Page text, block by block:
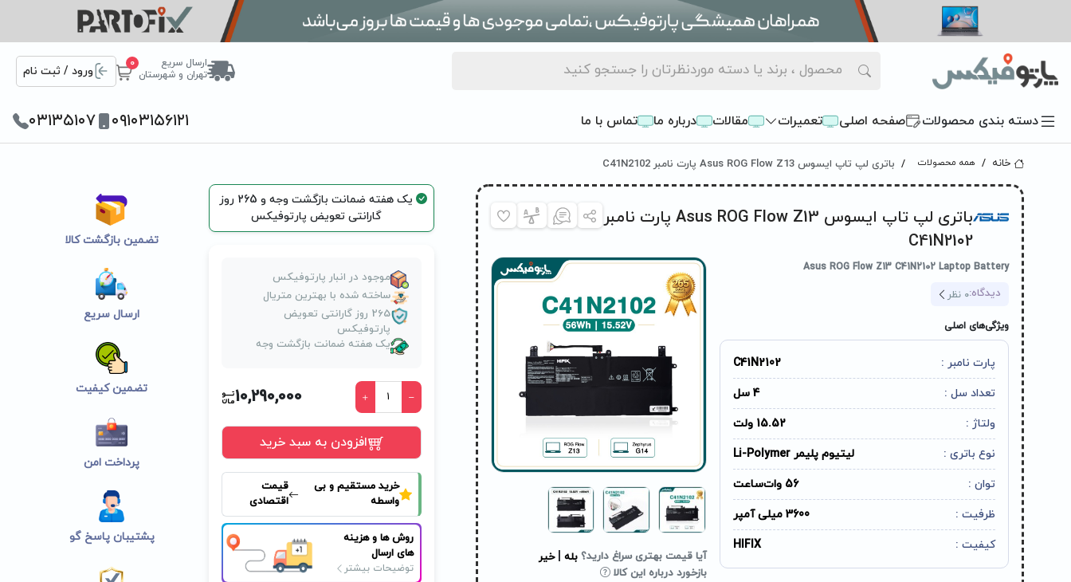
ارسال سریع
تهران و شهرستان
0
ورود / ثبت نام
دسته بندی محصولات صفحه اصلی تعمیرات مقالات درباره ما تماس با ما ۰۹۱۰۳۱۵۶۱۲۱ ۰۳۱۳۵۱۰۷
خانه همه محصولات باتری لپ تاپ ایسوس Asus ROG Flow Z13 پارت نامبر C41N2102
باتری لپ تاپ ایسوس Asus ROG Flow Z13 پارت نامبر
C41N2102
Asus ROG Flow Z13 C41N2102 Laptop Battery
دیدگاه:0 نظر
ویژگی‌های اصلی
پارت نامبر :
C41N2102
تعداد سل :
4 سل
ولتاژ :
15.52 ولت
نوع باتری :
لیتیوم پلیمر Li-Polymer
توان :
56 وات‌ساعت
ظرفیت :
3600 میلی آمپر
کیفیت :
HIFIX
آیا قیمت بهتری سراغ دارید؟ بله
خیر
بازخورد درباره این کالا
یک هفته ضمانت بازگشت وجه و 265 روز
گارانتی تعویض پارتوفیکس
موجود در انبار پارتوفیکس
ساخته شده با بهترین متریال
265 روز گارانتی تعویض
پارتوفیکس
یک هفته ضمانت بازگشت وجه
10,290,000
افزودن به سبد خرید
خرید مستقیم و بی
واسطه
قیمت
اقتصادی
روش ها و هزینه
های ارسال
توضیحات بیشتر
تضمین بازگشت کالا
ارسال سریع
تضمین کیفیت
پرداخت امن
پشتیبان پاسخ گو